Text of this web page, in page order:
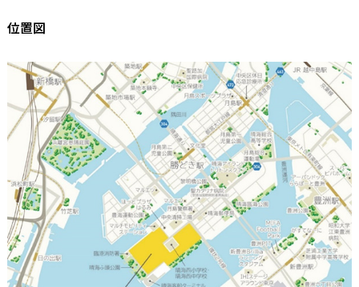
位置図